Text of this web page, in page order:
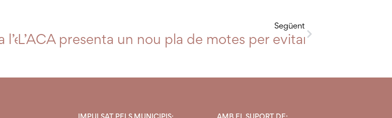
l’estiu
Següent
L’ACA presenta un nou pla de motes per evitar afectacions
IMPULSAT PELS MUNICIPIS: AMB EL SUPORT DE: